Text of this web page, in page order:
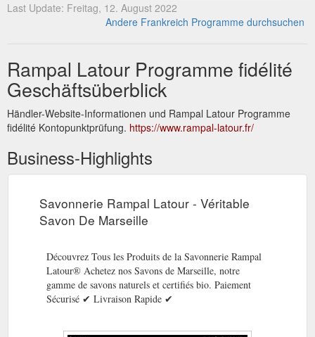
Last Update: Freitag, 12. August 2022
Andere Frankreich Programme durchsuchen
Rampal Latour Programme fidélité
Geschäftsüberblick
Händler-Website-Informationen und Rampal Latour Programme
fidélité Kontopunktprüfung. https://www.rampal-latour.fr/
Business-Highlights
Savonnerie Rampal Latour - Véritable
Savon De Marseille
Découvrez Tous les Produits de la Savonnerie Rampal
Latour® Achetez nos Savons de Marseille, notre
gamme de savons naturels et certifiés bio. Paiement
Sécurisé ✔ Livraison Rapide ✔